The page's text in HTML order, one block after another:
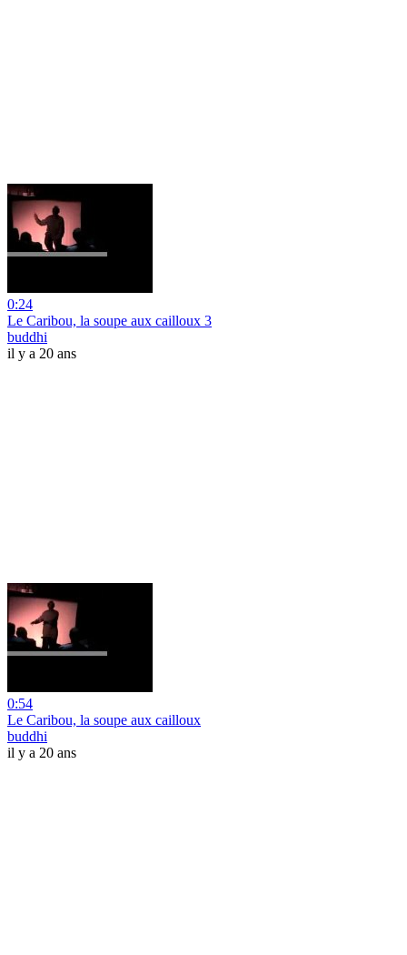
0:24
Le Caribou, la soupe aux cailloux 3
buddhi
il y a 20 ans
0:54
Le Caribou, la soupe aux cailloux
buddhi
il y a 20 ans